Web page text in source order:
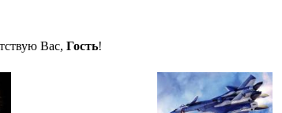
Вас, Гость!